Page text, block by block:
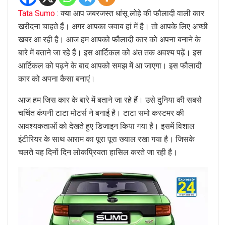
Tata Sumo : क्या आप जबरजस्त धांसू लोहे की फौलादी वाली कार
खरीदना चाहते हैं। अगर आपका जवाब हां में है। तो आपके लिए अच्छी
खबर आ रही है। आज हम आपको फौलादी कार को अपना बनाने के
बारे में बताने जा रहे हैं। इस आर्टिकल को अंत तक अवश्य पढ़ें। इस
आर्टिकल को पढ़ने के बाद आपको समझ में आ जाएगा। इस फौलादी
कार को अपना कैसा बनाएं।
आज हम जिस कार के बारे में बताने जा रहे हैं। उसे दुनिया की सबसे
चर्चित कंपनी टाटा मोटर्स ने बनाई है। टाटा समो कस्टमर की
आवश्यकताओं को देखते हुए डिजाइन किया गया है। इसमें विशाल
इंटीरियर के साथ आराम का पूरा पूरा ख्याल रखा गया है। जिसके
चलते यह दिनों दिन लोकप्रियता हासिल करते जा रही है।